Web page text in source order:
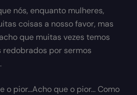
nós, enquanto mulheres,
coisas a nosso favor, mas
que muitas vezes temos
redobrados por sermos
o pior...Acho que o pior... Como